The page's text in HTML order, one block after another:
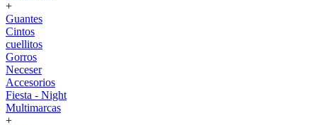
+
Guantes
Cintos
cuellitos
Gorros
Neceser
Accesorios
Fiesta - Night
Multimarcas
+